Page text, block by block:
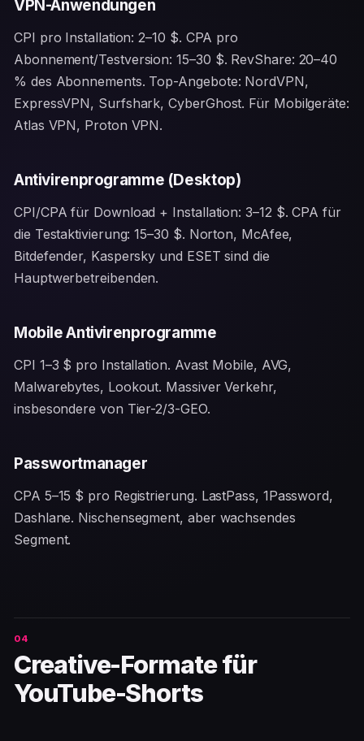
VPN-Anwendungen
CPI pro Installation: 2–10 $. CPA pro
Abonnement/Testversion: 15–30 $. RevShare: 20–40
% des Abonnements. Top-Angebote: NordVPN,
ExpressVPN, Surfshark, CyberGhost. Für Mobilgeräte:
Atlas VPN, Proton VPN.
Antivirenprogramme (Desktop)
CPI/CPA für Download + Installation: 3–12 $. CPA für
die Testaktivierung: 15–30 $. Norton, McAfee,
Bitdefender, Kaspersky und ESET sind die
Hauptwerbetreibenden.
Mobile Antivirenprogramme
CPI 1–3 $ pro Installation. Avast Mobile, AVG,
Malwarebytes, Lookout. Massiver Verkehr,
insbesondere von Tier-2/3-GEO.
Passwortmanager
CPA 5–15 $ pro Registrierung. LastPass, 1Password,
Dashlane. Nischensegment, aber wachsendes
Segment.
Creative-Formate für
YouTube-Shorts